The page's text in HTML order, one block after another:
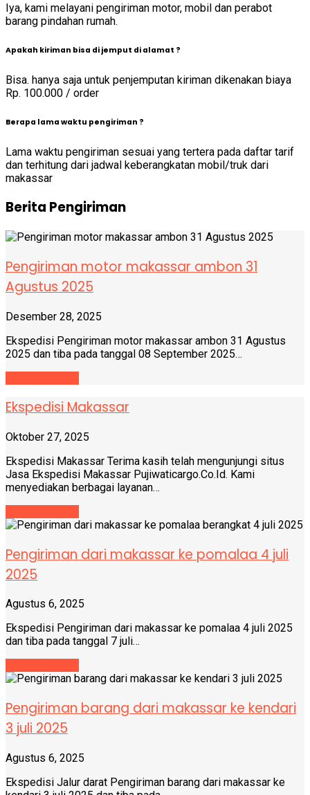
Iya, kami melayani pengiriman motor, mobil dan perabot
barang pindahan rumah.
Apakah kiriman bisa di jemput di alamat ?
Bisa. hanya saja untuk penjemputan kiriman dikenakan biaya
Rp. 100.000 / order
Berapa lama waktu pengiriman ?
Lama waktu pengiriman sesuai yang tertera pada daftar tarif
dan terhitung dari jadwal keberangkatan mobil/truk dari
makassar
Berita Pengiriman
Pengiriman motor makassar ambon 31
Agustus 2025
Desember 28, 2025
Ekspedisi Pengiriman motor makassar ambon 31 Agustus
2025 dan tiba pada tanggal 08 September 2025…
Ekspedisi Makassar
Oktober 27, 2025
Ekspedisi Makassar Terima kasih telah mengunjungi situs
Jasa Ekspedisi Makassar Pujiwaticargo.Co.Id. Kami
menyediakan berbagai layanan…
Pengiriman dari makassar ke pomalaa 4 juli
2025
Agustus 6, 2025
Ekspedisi Pengiriman dari makassar ke pomalaa 4 juli 2025
dan tiba pada tanggal 7 juli…
Pengiriman barang dari makassar ke kendari
3 juli 2025
Agustus 6, 2025
Ekspedisi Jalur darat Pengiriman barang dari makassar ke